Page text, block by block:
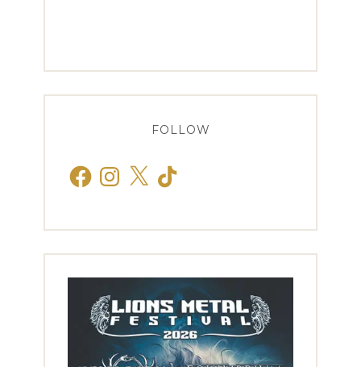
FOLLOW
FacebookInstagram
X TikTok